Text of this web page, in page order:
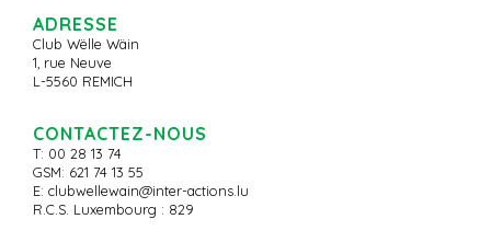
ADRESSE
Club Wëlle Wäin
1, rue Neuve
L-5560 REMICH
CONTACTEZ-NOUS
T: 00 28 13 74
GSM: 621 74 13 55
E: clubwellewain@inter-actions.lu
R.C.S. Luxembourg : 829